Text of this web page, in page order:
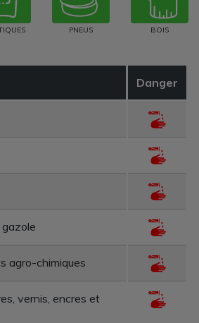
PNEUS BOIS
Danger
gazole
agro-chimiques
vernis, encres et